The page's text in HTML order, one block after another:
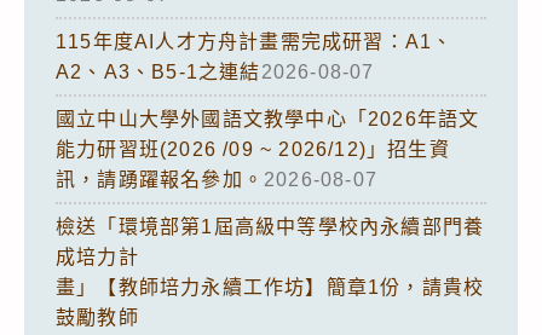
115年度AI人才方舟計畫需完成研習：A1、
A2、A3、B5-1之連結2026-08-07
國立中山大學外國語文教學中心「2026年語文
能力研習班(2026 /09 ~ 2026/12)」招生資
訊，請踴躍報名參加。 2026-08-07
檢送「環境部第1屆高級中等學校內永續部門養
成培力計
畫」【教師培力永續工作坊】簡章1份，請貴校
鼓勵教師